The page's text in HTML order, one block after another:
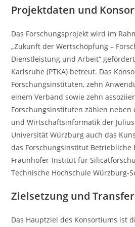
Projektdaten und
Das Forschungsprojekt wird im
„Zukunft der Wertschöpfung –
Dienstleistung und Arbeit“
Karlsruhe (PTKA) betreut. Das
Forschungsinstituten, zehn
einem Verband sowie zehn
Forschungsinstituten zählen neben
und Wirtschaftsinformatik der
Universität Würzburg auch das
das Forschungsinstitut Betriebliche
Fraunhofer-Institut für
Technische Hochschule Würzburg-
Zielsetzung und Transfer
Das Hauptziel des Konsortiums ist